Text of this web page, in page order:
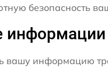
безопасность
информацию